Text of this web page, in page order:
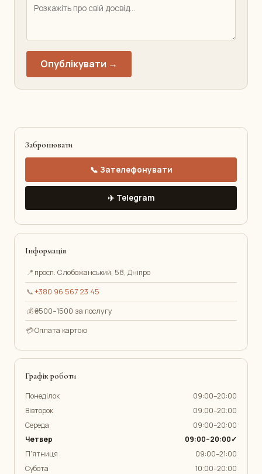
Опублікувати →
Забронювати
📞 Зателефонувати
✈️ Telegram
Інформація
📍 просп. Слобожанський, 58, Дніпро
📞+380 96 567 23 45
💰₴500–1500 за послугу
💳Оплата картою
Графік роботи
Понеділок
09:00–20:00
Вівторок
09:00–20:00
Середа
09:00–20:00
Четвер
09:00–20:00✓
П'ятниця
09:00–21:00
Субота
10:00–20:00